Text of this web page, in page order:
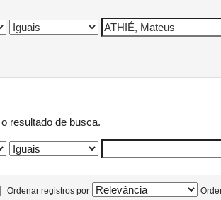
resultado de busca.
Ordenar registros por